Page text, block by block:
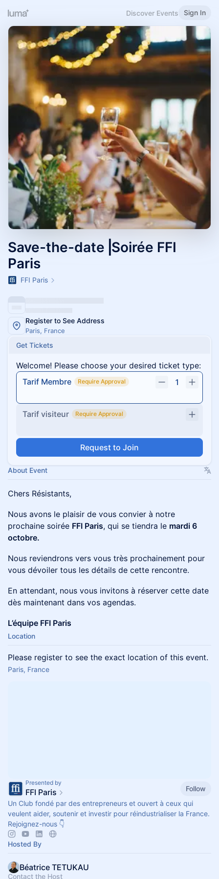
Discover Events Sign In
Save-the-date⎥Soirée FFI
Paris
FFI Paris
Register to See Address
Paris, France
Get Tickets
Welcome! Please choose your desired ticket type:
Tarif Membre
Require Approval 1
Tarif visiteur Require Approval
Request to Join
About Event
Chers Résistants,
Nous avons le plaisir de vous convier à notre
prochaine soirée FFI Paris, qui se tiendra le mardi 6
octobre.
Nous reviendrons vers vous très prochainement pour
vous dévoiler tous les détails de cette rencontre.
En attendant, nous vous invitons à réserver cette date
dès maintenant dans vos agendas.
L’équipe FFI Paris
Location
Please register to see the exact location of this event.
Paris, France
Presented by
FFI Paris
Follow
Un Club fondé par des entrepreneurs et ouvert à ceux qui
veulent aider, soutenir et investir pour réindustrialiser la France.
Rejoignez-nous 👇
Hosted By
Béatrice TETUKAU
Contact the Host